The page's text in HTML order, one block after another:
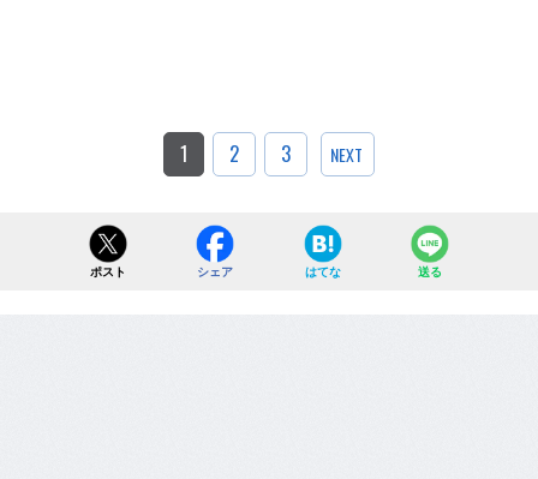
1 2 3 NEXT
ポスト シェア はてな 送る